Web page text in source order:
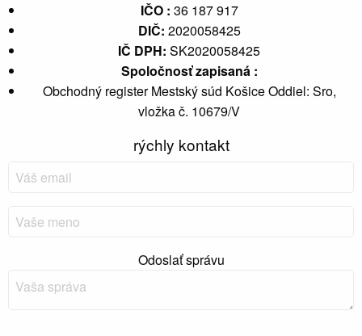
IČO : 36 187 917
DIČ: 2020058425
IČ DPH: SK2020058425
Spoločnosť zapisaná :
Obchodný register Mestský súd Košice Oddiel: Sro,
vložka č. 10679/V
rýchly kontakt
Odoslať správu